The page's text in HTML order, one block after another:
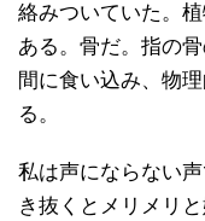
絡みついていた。
ある。骨だ。指の
間に食い込み、物
る。
私は声にならない
き抜くとメリメリ